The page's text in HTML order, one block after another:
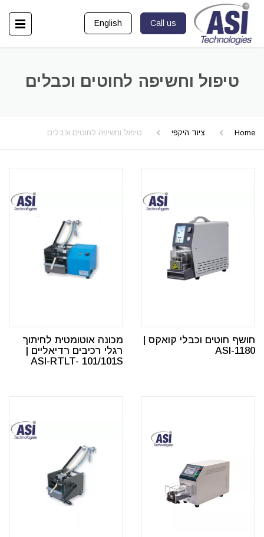
Call us
English
טיפול וחשיפה לחוטים וכבלים
Home ציוד היקפי טיפול וחשיפה לחוטים וכבלים
חושף חוטים וכבלי קואקס |
ASI-1180
מכונה אוטומטית לחיתוך
רגלי רכיבים רדיאליים |
ASI-RTLT- 101/101S